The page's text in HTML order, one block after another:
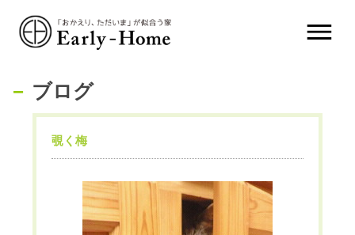
ブログ
覗く梅